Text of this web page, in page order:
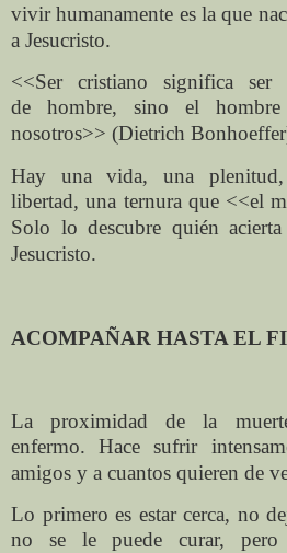
vivirhumanamente es la que
a Jesucristo.
<<Ser cristiano significa
de hombre, sino el
nosotros>> (Dietrich
Hay una vida, una
libertad,una ternura que <<el
Solo lodescubre quién
Jesucristo.
ACOMPAÑAR HASTA EL
La proximidad de la
enfermo.Hace sufrir
amigos y a cuantos quieren de
Lo primero es estar cerca, no
no se le puede curar,